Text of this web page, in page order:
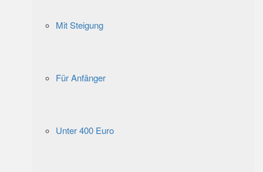
Mit Steigung
Für Anfänger
Unter 400 Euro